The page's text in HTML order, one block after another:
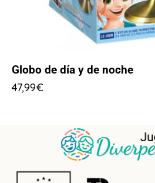
Globo de día y de noche
47,99€